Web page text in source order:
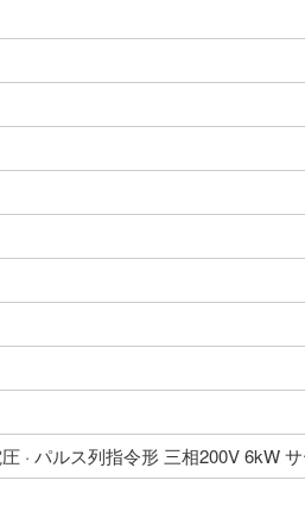
· パルス列指令形 三相200V 6kW